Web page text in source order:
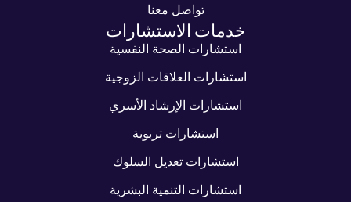
تواصل معنا
خدمات الاستشارات
استشارات الصحة النفسية
استشارات العلاقات الزوجية
استشارات الإرشاد الأسري
استشارات تربوية
استشارات تعديل السلوك
استشارات التنمية البشرية